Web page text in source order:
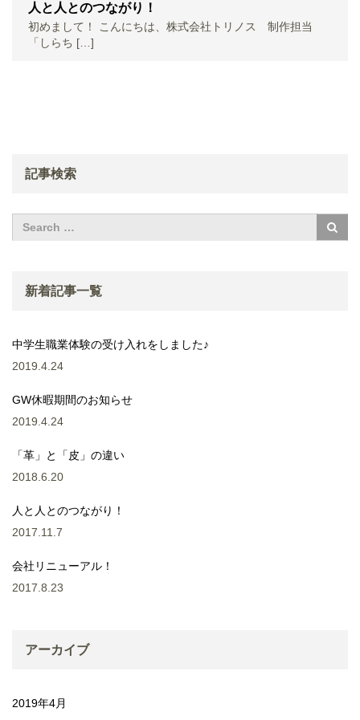
人と人とのつながり！
初めまして！ こんにちは、株式会社トリノス 制作担当
「しらち […]
記事検索
新着記事一覧
中学生職業体験の受け入れをしました♪
2019.4.24
GW休暇期間のお知らせ
2019.4.24
「革」と「皮」の違い
2018.6.20
人と人とのつながり！
2017.11.7
会社リニューアル！
2017.8.23
アーカイブ
2019年4月